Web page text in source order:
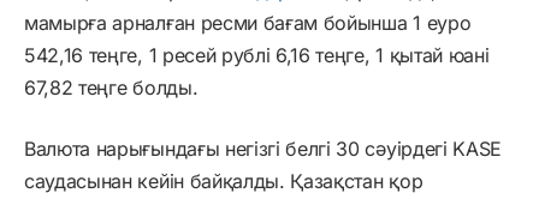
мамырға арналған ресми бағам бойынша 1 еуро
542,16 теңге, 1 ресей рублі 6,16 теңге, 1 қытай юані
67,82 теңге болды.
Валюта нарығындағы негізгі белгі 30 сәуірдегі KASE
саудасынан кейін байқалды. Қазақстан қор